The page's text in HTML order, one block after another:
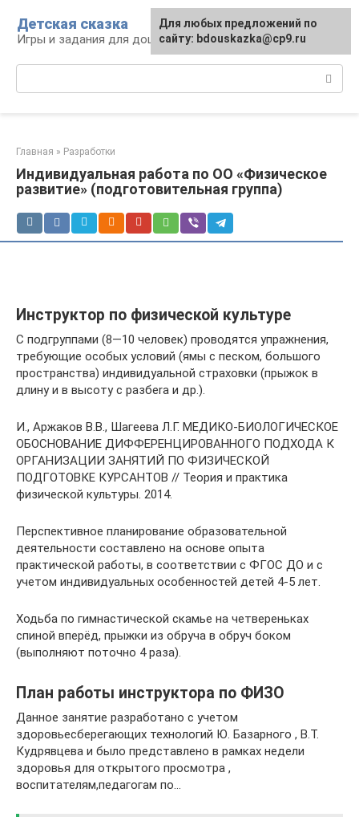
контенту
Детская сказка
Игры и задания для дошкольников
Главная » Разработки
Индивидуальная работа по ОО «Физическое
развитие» (подготовительная группа)
Инструктор по физической культуре
С подгруппами (8—10 человек) проводятся упражнения,
требующие особых условий (ямы с песком, большого
пространства) индивидуальной страховки (прыжок в
длину и в высоту с разбеra и др.).
И., Аржаков В.В., Шагеева Л.Г. МЕДИКО-БИОЛОГИЧЕСКОЕ
ОБОСНОВАНИЕ ДИФФЕРЕНЦИРОВАННОГО ПОДХОДА К
ОРГАНИЗАЦИИ ЗАНЯТИЙ ПО ФИЗИЧЕСКОЙ
ПОДГОТОВКЕ КУРСАНТОВ // Теория и практика
физической культуры. 2014.
Перспективное планирование образовательной
деятельности составлено на основе опыта
практической работы, в соответствии с ФГОС ДО и с
учетом индивидуальных особенностей детей 4-5 лет.
Ходьба по гимнастической скамье на четвереньках
спиной вперёд, прыжки из обруча в обруч боком
(выполняют поточно 4 раза).
План работы инструктора по ФИЗО
Данное занятие разработано с учетом
здоровьесберегающих технологий Ю. Базарного , В.Т.
Кудрявцева и было представлено в рамках недели
здоровья для открытого просмотра ,
воспитателям,педагогам по…
Для любых предложений по
сайту: bdouskazka@cp9.ru